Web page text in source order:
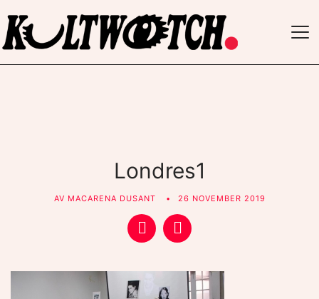
Londres1
AV MACARENA DUSANT 26 NOVEMBER 2019